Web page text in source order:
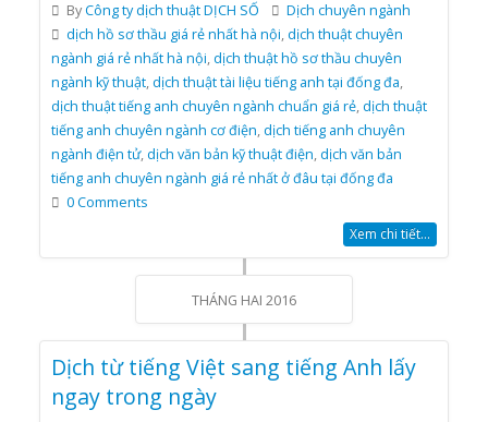
ByCông ty dịch thuật DỊCH SỐ
Dịch chuyên ngành
dịch hồ sơ thầu giá rẻ nhất hà nội,dịch thuật chuyên
ngành giá rẻ nhất hà nội,dịch thuật hồ sơ thầu chuyên
ngành kỹ thuật,dịch thuật tài liệu tiếng anh tại đống đa,
dịch thuật tiếng anh chuyên ngành chuẩn giá rẻ,dịch thuật
tiếng anh chuyên ngành cơ điện,dịch tiếng anh chuyên
ngành điện tử,dịch văn bản kỹ thuật điện,dịch văn bản
tiếng anh chuyên ngành giá rẻ nhất ở đâu tại đống đa
0 Comments
Xem chi tiết...
THÁNG HAI 2016
Dịch từ tiếng Việt sang tiếng Anh lấy
ngay trong ngày